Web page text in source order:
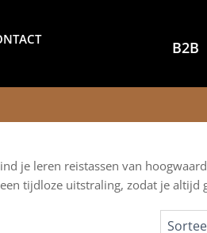
B2B
je leren reistassen van
tijdloze uitstraling, zodat je altijd